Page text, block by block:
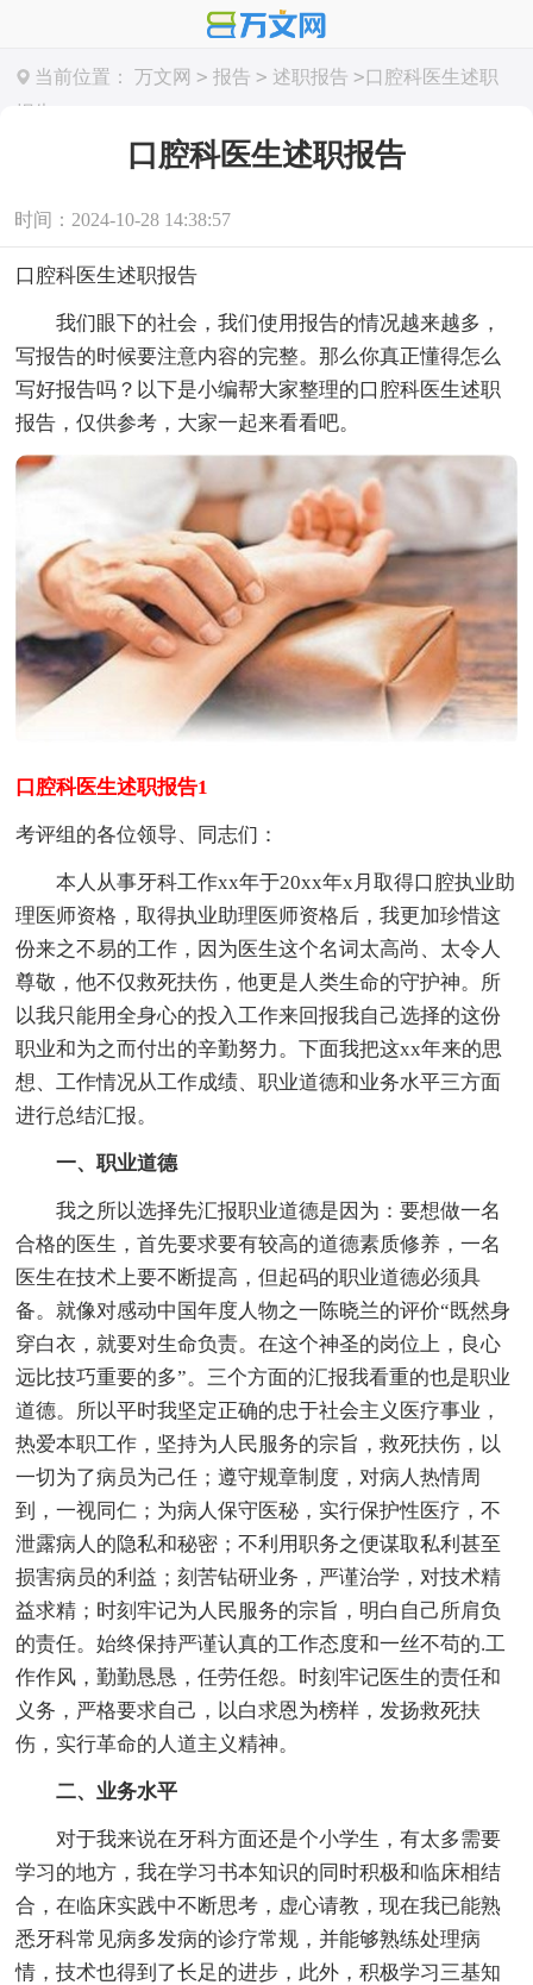
当前位置： 万文网 > 报告 > 述职报告 >口腔科医生述职
报告
口腔科医生述职报告
时间：2024-10-28 14:38:57
口腔科医生述职报告
我们眼下的社会，我们使用报告的情况越来越多，
写报告的时候要注意内容的完整。那么你真正懂得怎么
写好报告吗？以下是小编帮大家整理的口腔科医生述职
报告，仅供参考，大家一起来看看吧。
口腔科医生述职报告1
考评组的各位领导、同志们：
本人从事牙科工作xx年于20xx年x月取得口腔执业助
理医师资格，取得执业助理医师资格后，我更加珍惜这
份来之不易的工作，因为医生这个名词太高尚、太令人
尊敬，他不仅救死扶伤，他更是人类生命的守护神。所
以我只能用全身心的投入工作来回报我自己选择的这份
职业和为之而付出的辛勤努力。下面我把这xx年来的思
想、工作情况从工作成绩、职业道德和业务水平三方面
进行总结汇报。
一、职业道德
我之所以选择先汇报职业道德是因为：要想做一名
合格的医生，首先要求要有较高的道德素质修养，一名
医生在技术上要不断提高，但起码的职业道德必须具
备。就像对感动中国年度人物之一陈晓兰的评价“既然身
穿白衣，就要对生命负责。在这个神圣的岗位上，良心
远比技巧重要的多”。三个方面的汇报我看重的也是职业
道德。所以平时我坚定正确的忠于社会主义医疗事业，
热爱本职工作，坚持为人民服务的宗旨，救死扶伤，以
一切为了病员为己任；遵守规章制度，对病人热情周
到，一视同仁；为病人保守医秘，实行保护性医疗，不
泄露病人的隐私和秘密；不利用职务之便谋取私利甚至
损害病员的利益；刻苦钻研业务，严谨治学，对技术精
益求精；时刻牢记为人民服务的宗旨，明白自己所肩负
的责任。始终保持严谨认真的工作态度和一丝不苟的.工
作作风，勤勤恳恳，任劳任怨。时刻牢记医生的责任和
义务，严格要求自己，以白求恩为榜样，发扬救死扶
伤，实行革命的人道主义精神。
二、业务水平
对于我来说在牙科方面还是个小学生，有太多需要
学习的地方，我在学习书本知识的同时积极和临床相结
合，在临床实践中不断思考，虚心请教，现在我已能熟
悉牙科常见病多发病的诊疗常规，并能够熟练处理病
情，技术也得到了长足的进步，此外，积极学习三基知